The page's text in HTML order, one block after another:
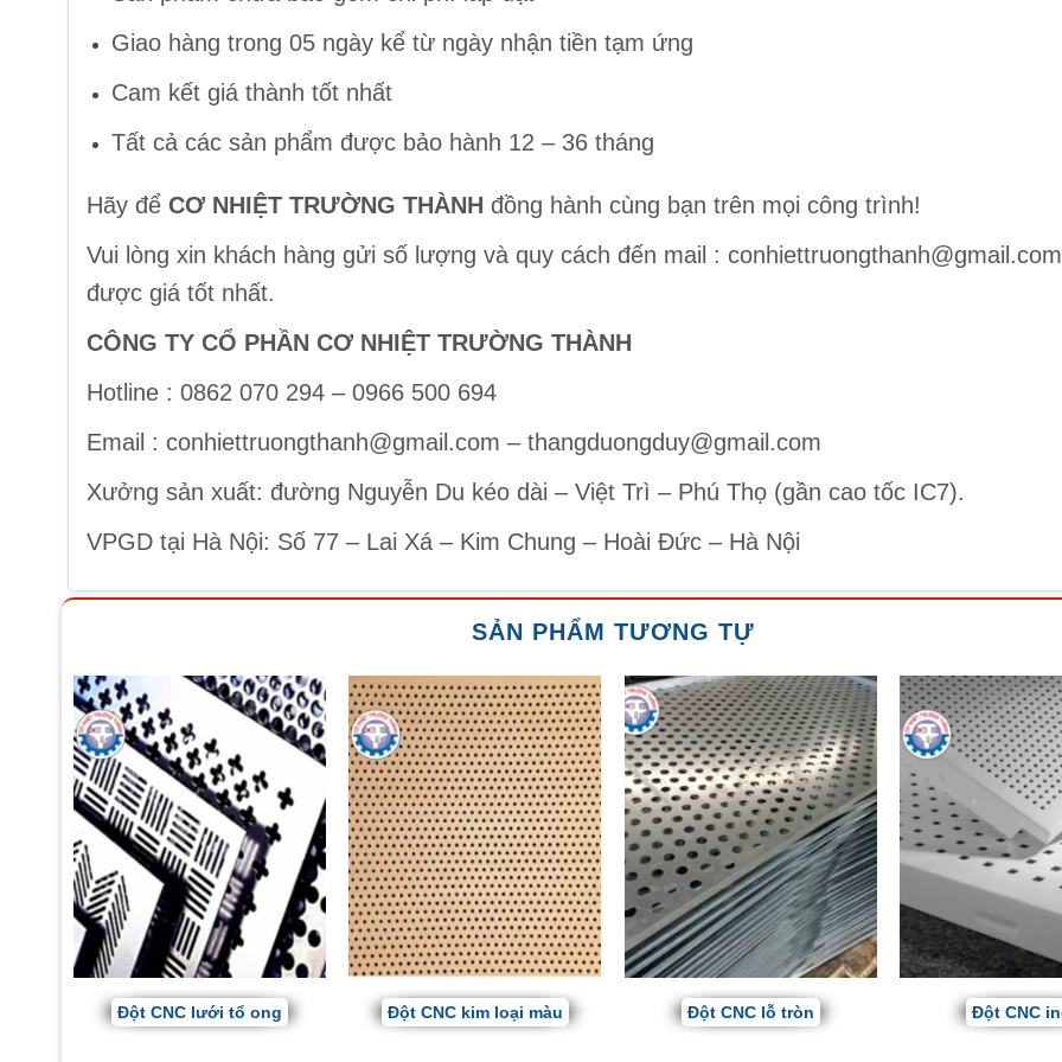
Giao hàng trong 05 ngày kể từ ngày nhận tiền tạm ứng
Cam kết giá thành tốt nhất
Tất cả các sản phẩm được bảo hành 12 – 36 tháng
Hãy để CƠ NHIỆT TRƯỜNG THÀNH đồng hành cùng bạn trên mọi công trình!
Vui lòng xin khách hàng gửi số lượng và quy cách đến mail :
được giá tốt nhất.
CÔNG TY CỔ PHẦN CƠ NHIỆT TRƯỜNG THÀNH
Hotline : 0862 070 294 – 0966 500 694
Email : conhiettruongthanh@gmail.com – thangduongduy@gmail.com
Xưởng sản xuất: đường Nguyễn Du kéo dài – Việt Trì – Phú Thọ (gần cao tốc IC7).
VPGD tại Hà Nội: Số 77 – Lai Xá – Kim Chung – Hoài Đức – Hà Nội
SẢN PHẨM TƯƠNG TỰ
Đột CNC lưới tổ ong Đột CNC kim loại màu Đột CNC lỗ tròn Đột CNC